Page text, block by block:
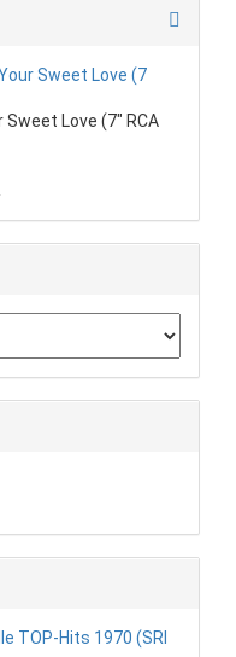
Sweet Love (7" RCA